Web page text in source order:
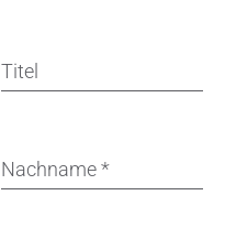
Titel
Nachname*